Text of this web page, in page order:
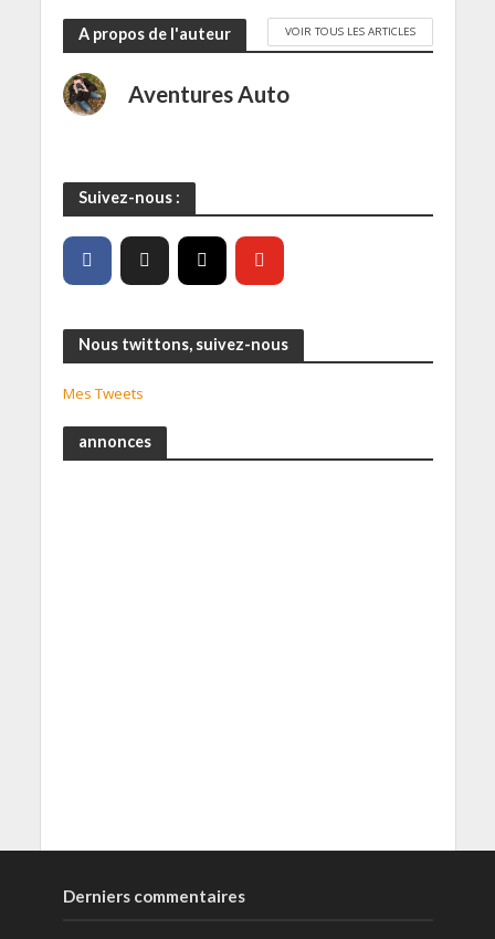
A propos de l'auteur VOIR TOUS LES ARTICLES
Aventures Auto
Suivez-nous :
Nous twittons, suivez-nous
Mes Tweets
annonces
Derniers commentaires